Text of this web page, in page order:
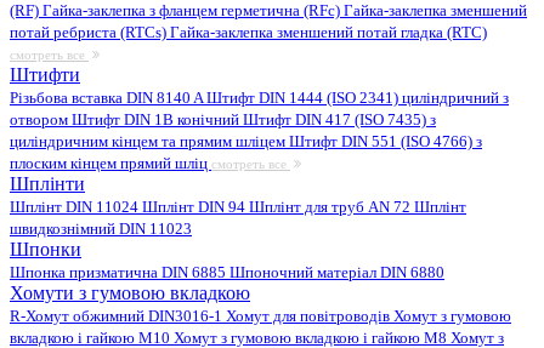
(RF) Гайка-заклепка з фланцем герметична (RFc) Гайка-заклепка зменшений
потай ребриста (RTCs) Гайка-заклепка зменшений потай гладка (RTC)
смотреть все
Штифти
Різьбова вставка DIN 8140 AШтифт DIN 1444 (ISO 2341) циліндричний з
отвором Штифт DIN 1B конічний Штифт DIN 417 (ISO 7435) з
циліндричним кінцем та прямим шліцем Штифт DIN 551 (ISO 4766) з
плоским кінцем прямий шліц смотреть все
Шплінти
Шплінт DIN 11024 Шплінт DIN 94 Шплінт для труб AN 72 Шплінт
швидкознімний DIN 11023
Шпонки
Шпонка призматична DIN 6885 Шпоночний матеріал DIN 6880
Хомути з гумовою вкладкою
R-Хомут обжимний DIN3016-1 Хомут для повітроводів Хомут з гумовою
вкладкою і гайкою M10 Хомут з гумовою вкладкою і гайкою M8 Хомут з